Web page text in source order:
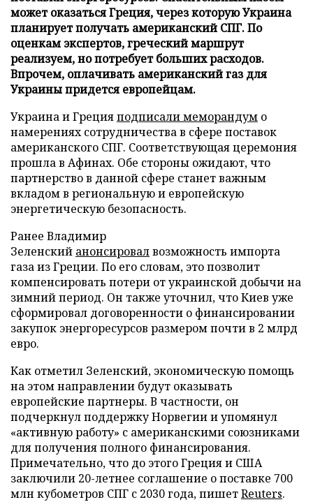
может оказаться Греция, через которую Украина
планирует получать американский СПГ. По
оценкам экспертов, греческий маршрут
реализуем, но потребует больших расходов.
Впрочем, оплачивать американский газ для
Украины придется европейцам.
Украина и Грецияподписали меморандум о
намерениях сотрудничества в сфере поставок
американского СПГ. Соответствующая церемония
прошла в Афинах. Обе стороны ожидают, что
партнерство в данной сфере станет важным
вкладом в региональную и европейскую
энергетическую безопасность.
Ранее Владимир
Зеленский анонсировалвозможность импорта
газа из Греции. По его словам, это позволит
компенсировать потери от украинской добычи на
зимний период. Он также уточнил, что Киев уже
сформировал договоренности о финансировании
закупок энергоресурсов размером почти в 2 млрд
евро.
Как отметил Зеленский, экономическую помощь
на этом направлении будут оказывать
европейские партнеры. В частности, он
подчеркнул поддержку Норвегии и упомянул
«активную работу» с американскими союзниками
для получения полного финансирования.
Примечательно, что до этого Греция и США
заключили 20-летнее соглашение о поставке 700
млн кубометров СПГ с 2030 года, пишетReuters.